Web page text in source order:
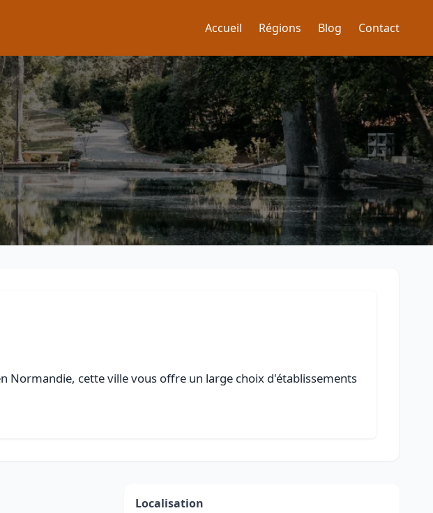
Accueil Régions Blog Contact
Normandie, cette ville vous offre un large choix d'établissements
Localisation